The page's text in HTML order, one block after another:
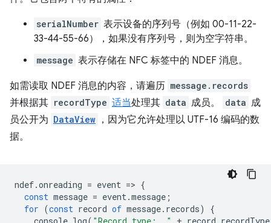
serialNumber 表示设备的序列号（例如 00-11-22-
33-44-55-66），如果没有序列号，则为空字符串。
message 表示存储在 NFC 标签中的 NDEF 消息。
如需读取 NDEF 消息的内容，请遍历 message.records
并根据其 recordType 适当处理其 data 成员。 data 成
员公开为 DataView ，因为它允许处理以 UTF-16 编码的数
据。
ndef.onreading = event => {
const message = event.message ;
for (const record of message. records)
{